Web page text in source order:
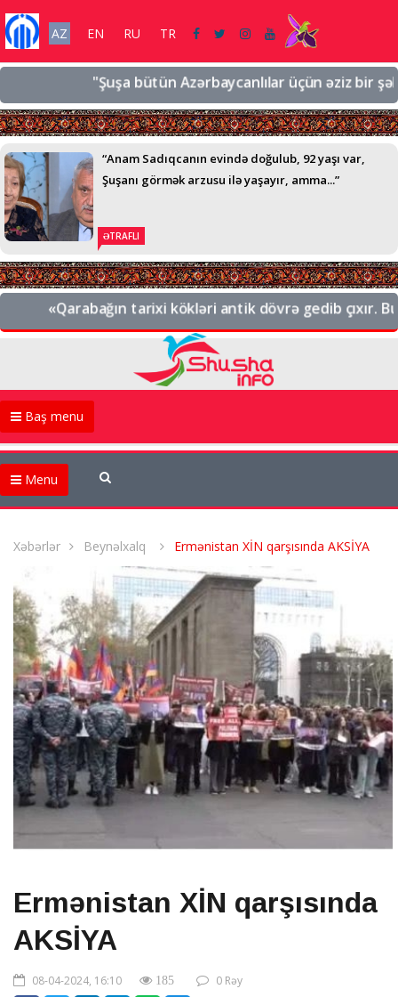
AZ EN RU TR
"Şuşa bütün Azərbaycanlılar üçün əziz bir
“Anam Sadıqcanın evində doğulub, 92 yaşı var,
Şuşanı görmək arzusu ilə yaşayır, amma...”
ƏTRAFLI
«Qarabağın tarixi kökləri antik dövrə gedib çıxır.
Baş menu
Menu
Xəbərlər Beynəlxalq Ermənistan XİN qarşısında AKSİYA
Ermənistan XİN qarşısında
AKSİYA
08-04-2024, 16:10 185 0 Rəy